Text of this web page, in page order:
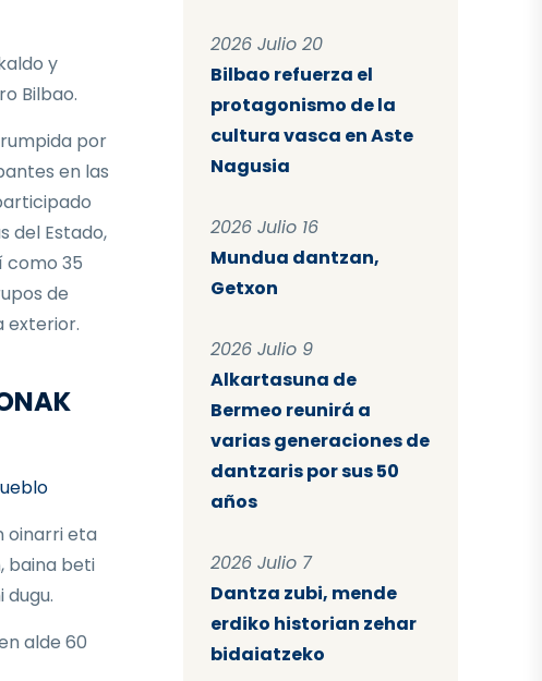
y
Bilbao.
por
en las
del Estado,
como 35
de
exterior.
oinarri eta
baina beti
alde 60
2026 Julio 20
Bilbao refuerza el
protagonismo de la
cultura vasca en Aste
Nagusia
2026 Julio 16
Mundua dantzan,
Getxon
2026 Julio 9
Alkartasuna de
Bermeo reunirá a
varias generaciones de
dantzaris por sus 50
años
2026 Julio 7
Dantza zubi, mende
erdiko historian zehar
bidaiatzeko